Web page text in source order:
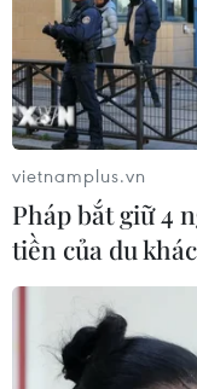
#Ngô Bảo Châu
Theo dõi VietnamPlus
vietnamplus.vn
Pháp bắt giữ 4
tiền của du